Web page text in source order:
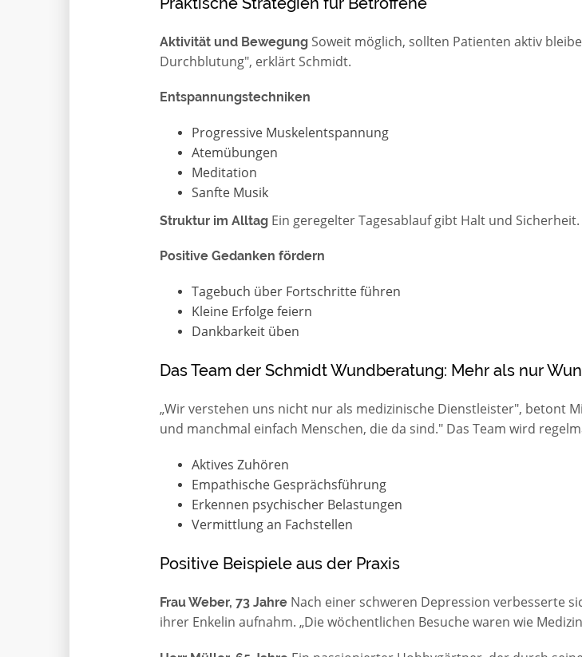
Aktivität und BewegungSoweit möglich, sollten Patienten aktiv
Durchblutung", erklärt Schmidt.
Entspannungstechniken
Progressive Muskelentspannung
Atemübungen
Meditation
Sanfte Musik
Struktur im AlltagEin geregelter Tagesablauf gibt Halt und
Positive Gedanken fördern
Tagebuch über Fortschritte führen
Kleine Erfolge feiern
Dankbarkeit üben
Das Team der Schmidt Wundberatung: Mehr als nur
„Wir verstehen uns nicht nur als medizinische Dienstleister", betont
und manchmal einfach Menschen, die da sind." Das Team wird
Aktives Zuhören
Empathische Gesprächsführung
Erkennen psychischer Belastungen
Vermittlung an Fachstellen
Positive Beispiele aus der Praxis
Frau Weber, 73 JahreNach einer schweren Depression verbesserte
ihrer Enkelin aufnahm. „Die wöchentlichen Besuche waren wie